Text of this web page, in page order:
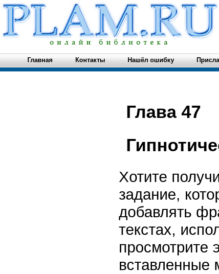
Главная Контакты Нашёл ошибку
Глава 47
Хотите
задание,
добавлять
текстах,
просмотрите
вставленные